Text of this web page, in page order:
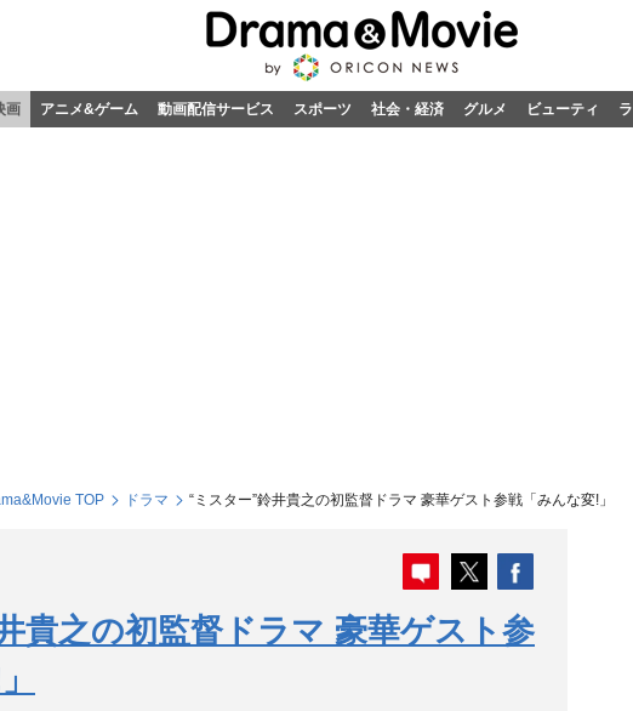
画 アニメ&ゲーム 動画配信サービス スポーツ 社会・経済 グルメ ビューティ
TOP ドラマ “ミスター”鈴井貴之の初監督ドラマ 豪華ゲスト参戦「みんな変!」
貴之の初監督ドラマ 豪華ゲスト参